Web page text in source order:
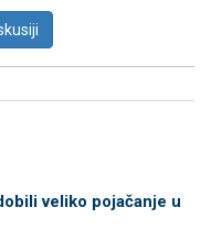
veliko pojačanje u